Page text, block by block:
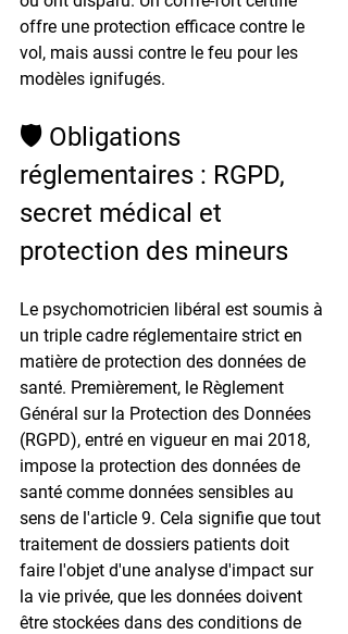
offre une protection efficace contre le
vol, mais aussi contre le feu pour les
modèles ignifugés.
🛡️ Obligations
réglementaires : RGPD,
secret médical et
protection des mineurs
Le psychomotricien libéral est soumis à
un triple cadre réglementaire strict en
matière de protection des données de
santé. Premièrement, le Règlement
Général sur la Protection des Données
(RGPD), entré en vigueur en mai 2018,
impose la protection des données de
santé comme données sensibles au
sens de l'article 9. Cela signifie que tout
traitement de dossiers patients doit
faire l'objet d'une analyse d'impact sur
la vie privée, que les données doivent
être stockées dans des conditions de